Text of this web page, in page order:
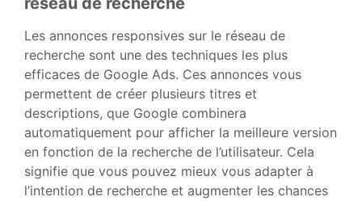
Les annonces responsives sur le réseau de
recherche sont une des techniques les plus
efficaces de Google Ads. Ces annonces vous
permettent de créer plusieurs titres et
descriptions, que Google combinera
automatiquement pour afficher la meilleure version
en fonction de la recherche de l’utilisateur. Cela
signifie que vous pouvez mieux vous adapter à
l’intention de recherche et augmenter les chances